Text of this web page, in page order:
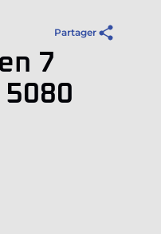
Partager
7
5080